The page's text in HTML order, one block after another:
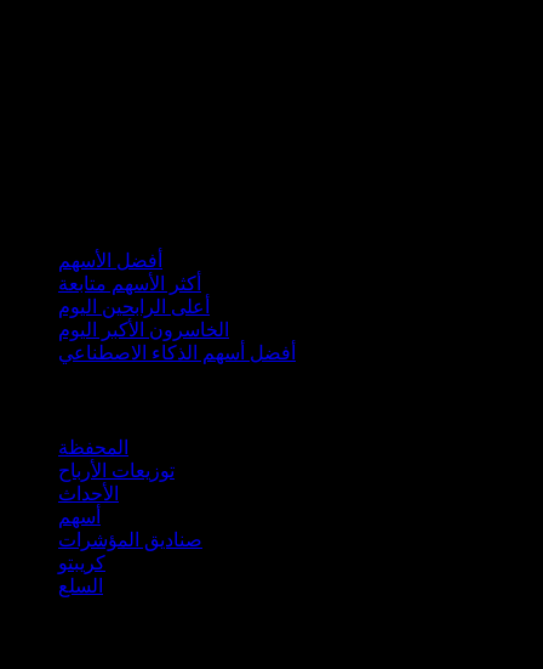
أفضل الأسهم
أكثر الأسهم متابعة
أعلى الرابحين اليوم
الخاسرون الأكبر اليوم
أفضل أسهم الذكاء الاصطناعي
المحفظة
توزيعات الأرباح
الأحداث
أسهم
صناديق المؤشرات
كريبتو
السلع